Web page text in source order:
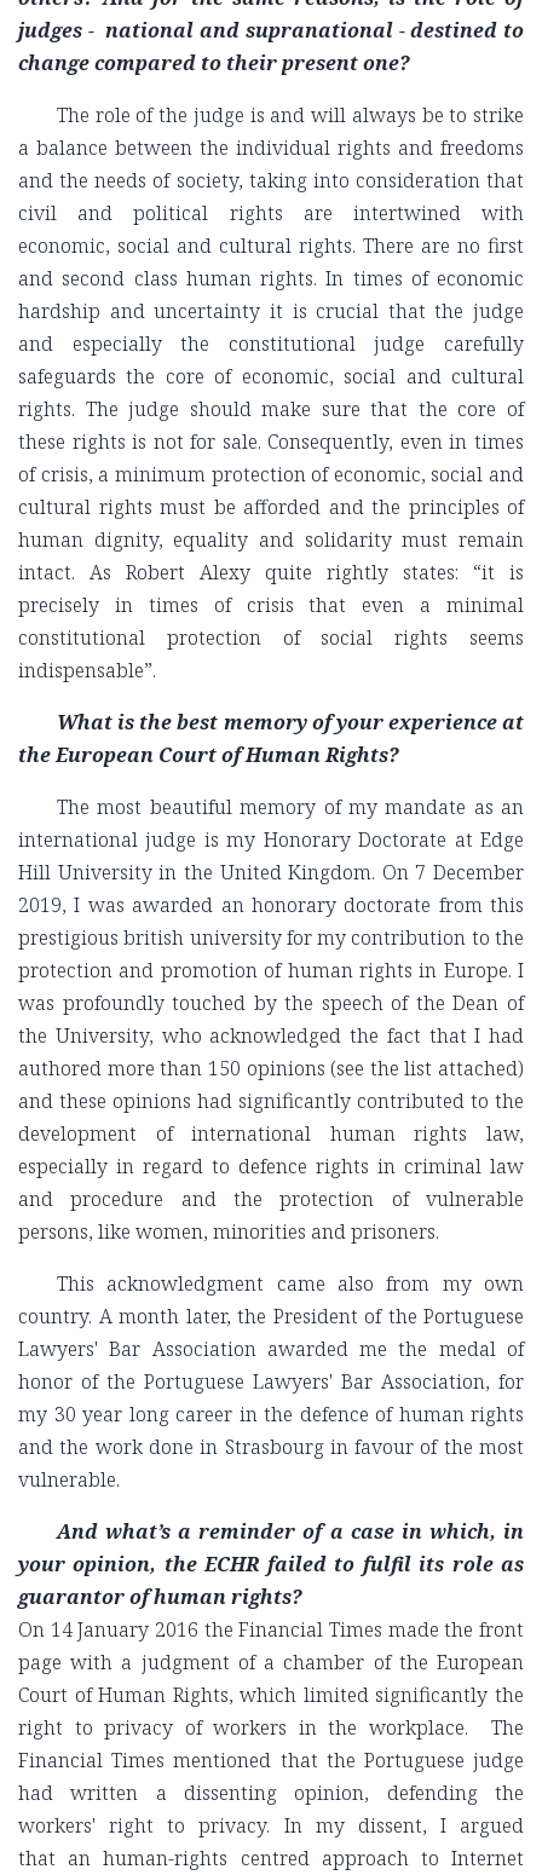
judges - national and supranational - destined to
change compared to their present one?
The role of the judge is and will always be to strike
a balance between the individual rights and freedoms
and the needs of society, taking into consideration that
civil and political rights are intertwined with
economic, social and cultural rights. There are no first
and second class human rights. In times of economic
hardship and uncertainty it is crucial that the judge
and especially the constitutional judge carefully
safeguards the core of economic, social and cultural
rights. The judge should make sure that the core of
these rights is not for sale. Consequently, even in times
of crisis, a minimum protection of economic, social and
cultural rights must be afforded and the principles of
human dignity, equality and solidarity must remain
intact. As Robert Alexy quite rightly states: “it is
precisely in times of crisis that even a minimal
constitutional protection of social rights seems
indispensable”.
What is the best memory of your experience at
the European Court of Human Rights?
The most beautiful memory of my mandate as an
international judge is my Honorary Doctorate at Edge
Hill University in the United Kingdom. On 7 December
2019, I was awarded an honorary doctorate from this
prestigious british university for my contribution to the
protection and promotion of human rights in Europe. I
was profoundly touched by the speech of the Dean of
the University, who acknowledged the fact that I had
authored more than 150 opinions (see the list attached)
and these opinions had significantly contributed to the
development of international human rights law,
especially in regard to defence rights in criminal law
and procedure and the protection of vulnerable
persons, like women, minorities and prisoners.
This acknowledgment came also from my own
country. A month later, the President of the Portuguese
Lawyers' Bar Association awarded me the medal of
honor of the Portuguese Lawyers' Bar Association, for
my 30 year long career in the defence of human rights
and the work done in Strasbourg in favour of the most
vulnerable.
And what’s a reminder of a case in which, in
your opinion, the ECHR failed to fulfil its role as
guarantor of human rights?
On 14 January 2016 the Financial Times made the front
page with a judgment of a chamber of the European
Court of Human Rights, which limited significantly the
right to privacy of workers in the workplace. The
Financial Times mentioned that the Portuguese judge
had written a dissenting opinion, defending the
workers' right to privacy. In my dissent, I argued
that an human-rights centred approach to Internet